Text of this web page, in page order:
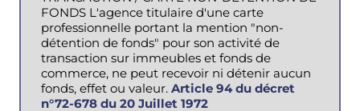
FONDS L'agence titulaire d'une carte
professionnelle portant la mention "non-
détention de fonds" pour son activité de
transaction sur immeubles et fonds de
commerce, ne peut recevoir ni détenir aucun
fonds, effet ou valeur. Article 94 du décret
n°72-678 du 20 Juillet 1972